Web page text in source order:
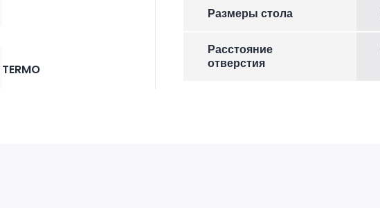
TERMO
Размеры стола
Расстояние
отверстия